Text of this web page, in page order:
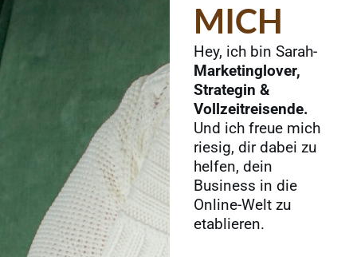
MICH
Hey, ich bin Sarah-
Marketinglover,
Strategin &
Vollzeitreisende.
Und ich freue mich
riesig, dir dabei zu
helfen, dein
Business in die
Online-Welt zu
etablieren.